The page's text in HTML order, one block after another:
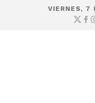
VIERNES, 7